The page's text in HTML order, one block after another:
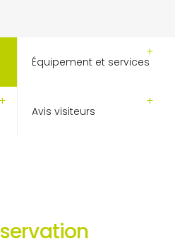
Équipement et services
Avis visiteurs